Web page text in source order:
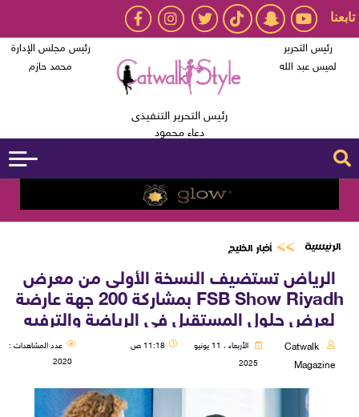
تابعنا
رئيس التحرير
لميس عبد الله
رئيس التحرير التنفيذى
دعاء محمود
رئيس مجلس الإدارة
محمد حازم
الرئيسية أخبار الخليج
الرياض تستضيف النسخة الأولى من معرض
FSB Show Riyadh بمشاركة 200 جهة عارضة
لعرض حلول المستقبل في الرياضة والترفيه
Catwalk
Magazine
الأربعاء ، 11 يونيو
2025
11:18 ص
عدد المشاهدات :
2020